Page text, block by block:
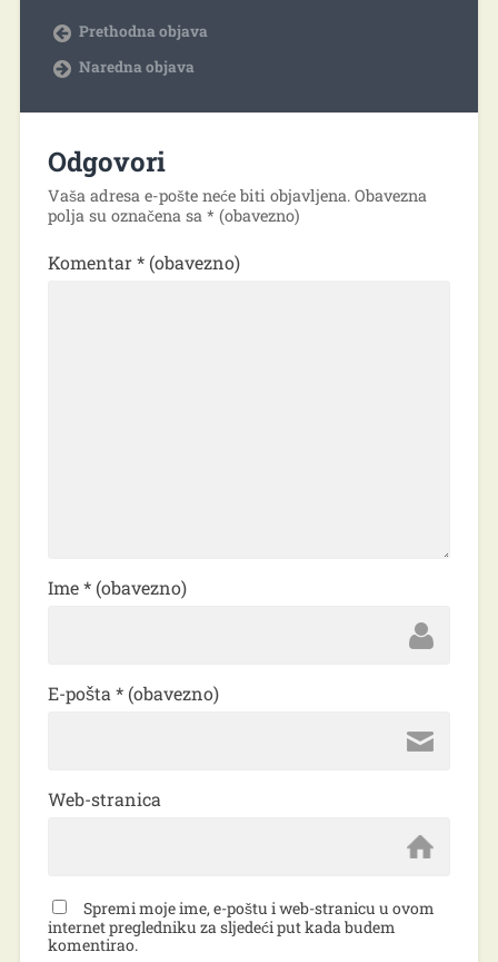
Prethodna objava
Naredna objava
Odgovori
Vaša adresa e-pošte neće biti objavljena. Obavezna
polja su označena sa * (obavezno)
Komentar* (obavezno)
Ime* (obavezno)
E-pošta * (obavezno)
Web-stranica
Spremi moje ime, e-poštu i web-stranicu u ovom
internet pregledniku za sljedeći put kada budem
komentirao.